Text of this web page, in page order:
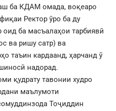
ба КДАМ омада, воқеаро
Ректор ӯро ба ду
ба масъалаҳои тарбиявӣ
ва ришу сатр) ва
таъин кардаанд, ҳарчанд ӯ
надорад.
қудрату тавонии худро
маълумоти
Тоҷиддин